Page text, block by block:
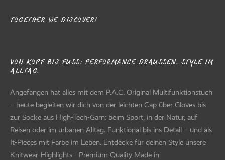
TOGETHER WE DISCOVER!
VON KOPF BIS FUSS: PERFORMANCE DRAUSSEN. STYLE IM AL
LTAG.
Angefangen hat alles mit dem P.A.C. Original Multifunktionstuch
– heute begleiten wir dich von der leichten Cap über Gloves bis
zur Socke aus High-Tech-Garn: beim Sport, in der Natur, auf
Reisen oder im urbanen Alltag. Funktional bis ins Detail – und als
It-Pieces mit Farbe im Leben. Entdecke für deinen Style unsere
Knitwear-Highlights - Premium Quality Made in